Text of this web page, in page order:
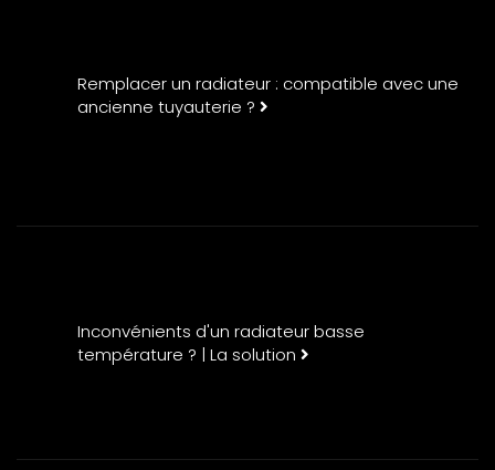
Remplacer un radiateur : compatible avec une
ancienne tuyauterie ?
Inconvénients d'un radiateur basse
température ? | La solution